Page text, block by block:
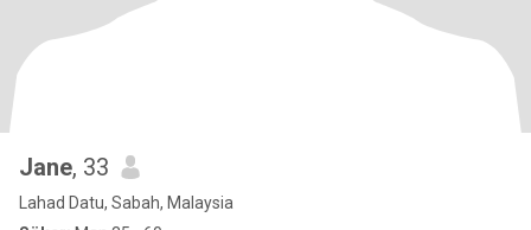
Jane, 33
Lahad Datu, Sabah, Malaysia